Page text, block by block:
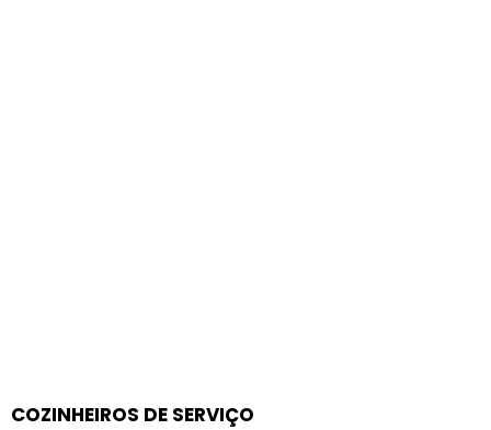
COZINHEIROS DE SERVIÇO